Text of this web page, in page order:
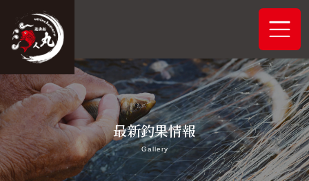
ホーム
システムご案内
最新釣果情報
最新釣果情報
Gallery